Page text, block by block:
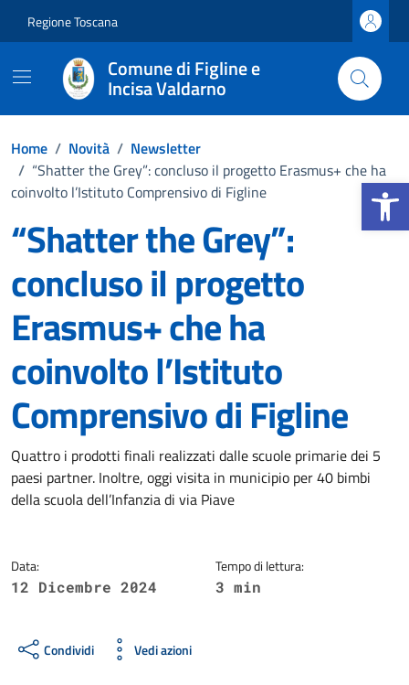
Apri la
Regione Toscana
Comune di Figline e
Incisa Valdarno
Home / Novità / Newsletter
/ “Shatter the Grey”: concluso il progetto Erasmus+ che ha
coinvolto l’Istituto Comprensivo di Figline
“Shatter the Grey”:
concluso il progetto
Erasmus+ che ha
coinvolto l’Istituto
Comprensivo di Figline
Dettagli della notizia
Quattro i prodotti finali realizzati dalle scuole primarie dei 5
paesi partner. Inoltre, oggi visita in municipio per 40 bimbi
della scuola dell’Infanzia di via Piave
Data:
12 Dicembre 2024
Tempo di lettura:
3 min
Condividi Vedi azioni